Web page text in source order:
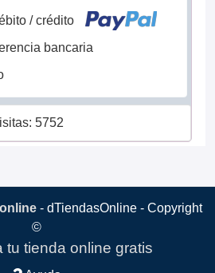
/ crédito
bancaria
5752
- dTiendasOnline - Copyright
©
tu tienda online gratis